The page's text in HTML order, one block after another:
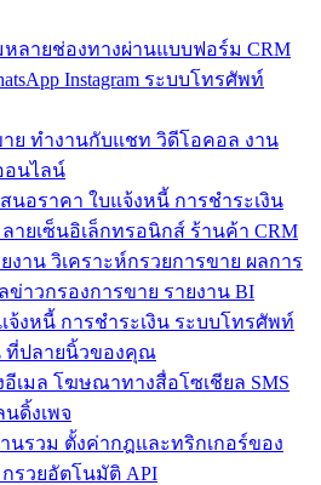
หลายช่องทางผ่านแบบฟอร์ม CRM
Instagram ระบบโทรศัพท์
ย ทำงานกับแชท วิดีโอคอล งาน
อนไลน์
สนอราคา ใบแจ้งหนี้ การชำระเงิน
ายเซ็นอิเล็กทรอนิกส์ ร้านค้า CRM
งาน วิเคราะห์กรวยการขาย ผลการ
าวกรองการขาย รายงาน BI
จ้งหนี้ การชำระเงิน ระบบโทรศัพท์
ที่ปลายนิ้วของคุณ
เมล โฆษณาทางสื่อโซเชียล SMS
ดิ้งเพจ
นรวม ตั้งค่ากฎและทริกเกอร์ของ
รวยอัตโนมัติ API